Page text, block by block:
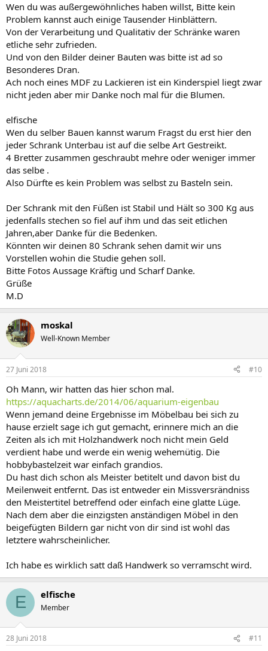
Wen du was außergewöhnliches haben willst, Bitte kein
Problem kannst auch einige Tausender Hinblättern.
Von der Verarbeitung und Qualitativ der Schränke waren
etliche sehr zufrieden.
Und von den Bilder deiner Bauten was bitte ist ad so
Besonderes Dran.
Ach noch eines MDF zu Lackieren ist ein Kinderspiel liegt zwar
nicht jeden aber mir Danke noch mal für die Blumen.
elfische
Wen du selber Bauen kannst warum Fragst du erst hier den
jeder Schrank Unterbau ist auf die selbe Art Gestreikt.
4 Bretter zusammen geschraubt mehre oder weniger immer
das selbe .
Also Dürfte es kein Problem was selbst zu Basteln sein.
Der Schrank mit den Füßen ist Stabil und Hält so 300 Kg aus
jedenfalls stechen so fiel auf ihm und das seit etlichen
Jahren,aber Danke für die Bedenken.
Könnten wir deinen 80 Schrank sehen damit wir uns
Vorstellen wohin die Studie gehen soll.
Bitte Fotos Aussage Kräftig und Scharf Danke.
Grüße
M.D
moskal
Well-Known Member
27 Juni 2018 #10
Oh Mann, wir hatten das hier schon mal.
https://aquacharts.de/2014/06/aquarium-eigenbau
Wenn jemand deine Ergebnisse im Möbelbau bei sich zu
hause erzielt sage ich gut gemacht, erinnere mich an die
Zeiten als ich mit Holzhandwerk noch nicht mein Geld
verdient habe und werde ein wenig wehemütig. Die
hobbybastelzeit war einfach grandios.
Du hast dich schon als Meister betitelt und davon bist du
Meilenweit entfernt. Das ist entweder ein Missversrändniss
den Meistertitel betreffend oder einfach eine glatte Lüge.
Nach dem aber die einzigsten anständigen Möbel in den
beigefügten Bildern gar nicht von dir sind ist wohl das
letztere wahrscheinlicher.
Ich habe es wirklich satt daß Handwerk so verramscht wird.
E elfische
Member
28 Juni 2018 #11